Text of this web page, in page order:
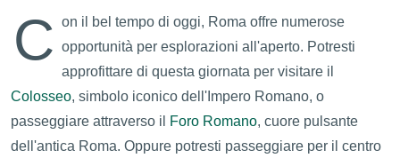
C on il bel tempo di oggi, Roma offre numerose
opportunità per esplorazioni all'aperto. Potresti
approfittare di questa giornata per visitare il
Colosseo, simbolo iconico dell'Impero Romano, o
passeggiare attraverso il
Foro Romano, cuore pulsante
dell'antica Roma. Oppure potresti passeggiare per il centro